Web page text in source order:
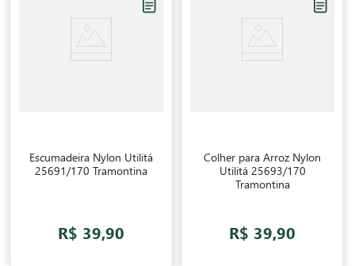
Escumadeira Nylon Utilitá
25691/170 Tramontina
R$ 39,90
Colher para Arroz Nylon
Utilitá 25693/170
Tramontina
R$ 39,90